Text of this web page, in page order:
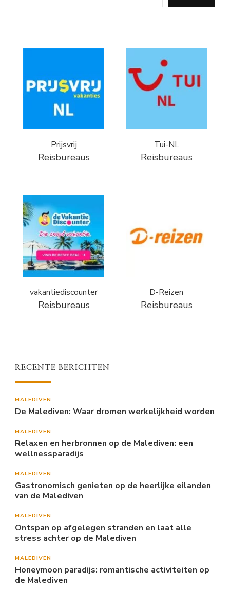
Prijsvrij
Reisbureaus
Tui-NL
Reisbureaus
vakantiediscounter
Reisbureaus
D-Reizen
Reisbureaus
RECENTE BERICHTEN
MALEDIVEN
De Malediven: Waar dromen werkelijkheid worden
MALEDIVEN
Relaxen en herbronnen op de Malediven: een
wellnessparadijs
MALEDIVEN
Gastronomisch genieten op de heerlijke eilanden
van de Malediven
MALEDIVEN
Ontspan op afgelegen stranden en laat alle
stress achter op de Malediven
MALEDIVEN
Honeymoon paradijs: romantische activiteiten op
de Malediven